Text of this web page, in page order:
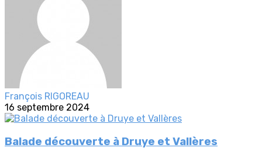
François RIGOREAU
16 septembre 2024
Balade découverte à Druye et Vallères